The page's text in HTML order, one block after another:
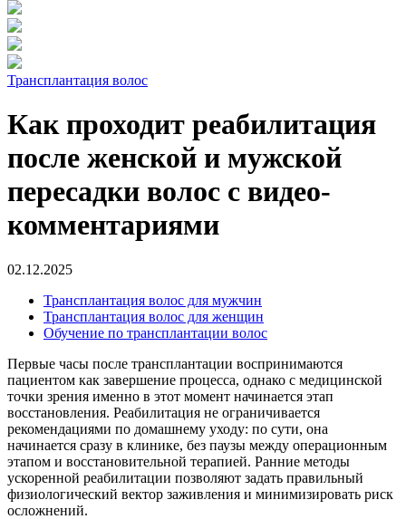
Трансплантация волос
Как проходит реабилитация
после женской и мужской
пересадки волос с видео-
комментариями
02.12.2025
Трансплантация волос для мужчин
Трансплантация волос для женщин
Обучение по трансплантации волос
Первые часы после трансплантации воспринимаются
пациентом как завершение процесса, однако с медицинской
точки зрения именно в этот момент начинается этап
восстановления. Реабилитация не ограничивается
рекомендациями по домашнему уходу: по сути, она
начинается сразу в клинике, без паузы между операционным
этапом и восстановительной терапией. Ранние методы
ускоренной реабилитации позволяют задать правильный
физиологический вектор заживления и минимизировать риск
осложнений.